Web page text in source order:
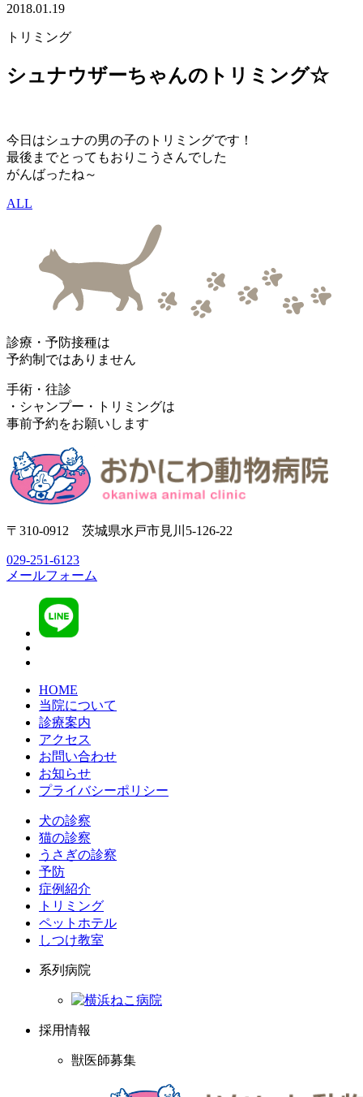
2018.01.19
トリミング
シュナウザーちゃんのトリミング☆
今日はシュナの男の子のトリミングです！
最後までとってもおりこうさんでした
がんばったね～
ALL
診療・予防接種は
予約制ではありません
手術・往診
・シャンプー・トリミングは
事前予約をお願いします
〒310-0912 茨城県水戸市見川5-126-22
029-251-6123
メールフォーム
HOME
当院について
診療案内
アクセス
お問い合わせ
お知らせ
プライバシーポリシー
犬の診察
猫の診察
うさぎの診察
予防
症例紹介
トリミング
ペットホテル
しつけ教室
系列病院
採用情報
獣医師募集